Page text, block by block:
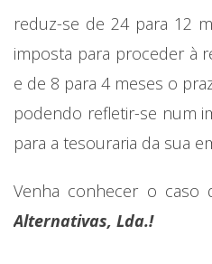
reduz-se de 24 para 12
imposta para proceder à
e de 8 para 4 meses o
podendo refletir-se num
para a tesouraria da sua
Venha conhecer o caso
Alternativas, Lda.!